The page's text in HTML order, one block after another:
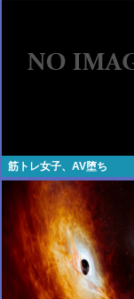
筋トレ女子、AV堕ち